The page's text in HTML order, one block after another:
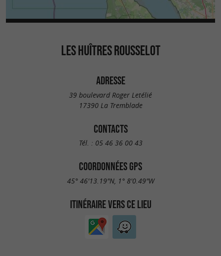
LES HUÎTRES ROUSSELOT
ADRESSE
39 boulevard Roger Letélié
17390 La Tremblade
CONTACTS
Tél. : 05 46 36 00 43
COORDONNÉES GPS
45° 46'13.19"N, 1° 8'0.49"W
ITINÉRAIRE VERS CE LIEU